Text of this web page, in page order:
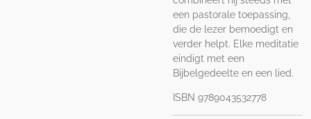
een pastorale toepassing,
die de lezer bemoedigt en
verder helpt. Elke meditatie
eindigt met een
Bijbelgedeelte en een lied.
ISBN 9789043532778